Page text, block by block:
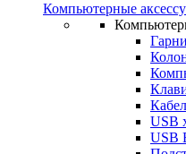
Компьютерные
USB
USB